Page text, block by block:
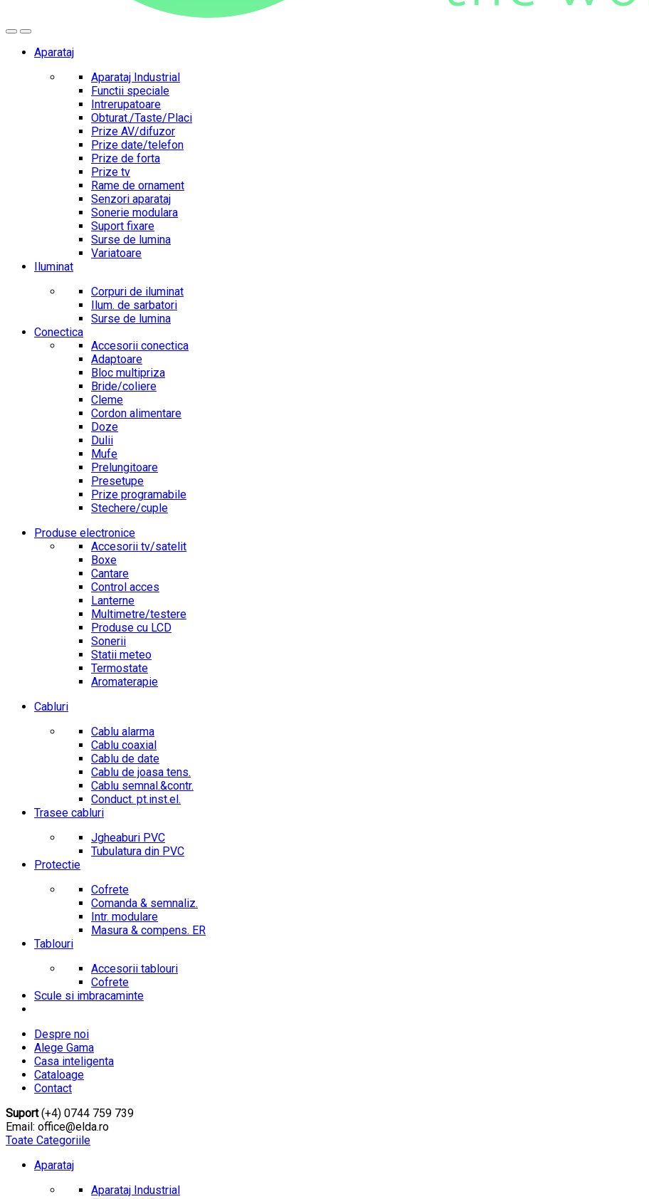
Aparataj
Aparataj Industrial
Functii speciale
Intrerupatoare
Obturat./Taste/Placi
Prize AV/difuzor
Prize date/telefon
Prize de forta
Prize tv
Rame de ornament
Senzori aparataj
Sonerie modulara
Suport fixare
Surse de lumina
Variatoare
Iluminat
Corpuri de iluminat
Ilum. de sarbatori
Surse de lumina
Conectica
Accesorii conectica
Adaptoare
Bloc multipriza
Bride/coliere
Cleme
Cordon alimentare
Doze
Dulii
Mufe
Prelungitoare
Presetupe
Prize programabile
Stechere/cuple
Produse electronice
Accesorii tv/satelit
Boxe
Cantare
Control acces
Lanterne
Multimetre/testere
Produse cu LCD
Sonerii
Statii meteo
Termostate
Aromaterapie
Cabluri
Cablu alarma
Cablu coaxial
Cablu de date
Cablu de joasa tens.
Cablu semnal.&contr.
Conduct. pt.inst.el.
Trasee cabluri
Jgheaburi PVC
Tubulatura din PVC
Protectie
Cofrete
Comanda & semnaliz.
Intr. modulare
Masura & compens. ER
Tablouri
Accesorii tablouri
Cofrete
Scule si imbracaminte
Despre noi
Alege Gama
Casa inteligenta
Cataloage
Contact
Suport(+4) 0744 759 739
Email: office@elda.ro
Toate Categoriile
Aparataj
Aparataj Industrial